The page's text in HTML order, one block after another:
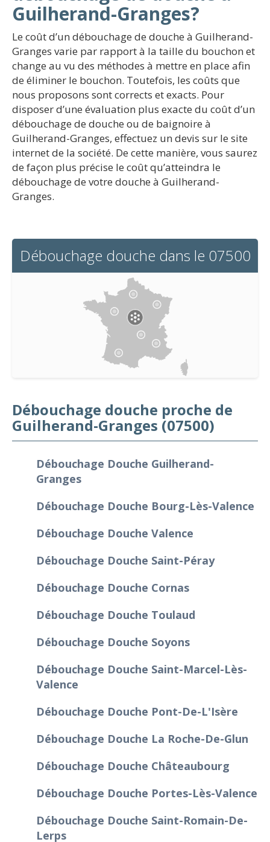
Guilherand-Granges?
Le coût d’un débouchage de douche à Guilherand-
Granges varie par rapport à la taille du bouchon et
change au vu des méthodes à mettre en place afin
de éliminer le bouchon. Toutefois, les coûts que
nous proposons sont corrects et exacts. Pour
disposer d’une évaluation plus exacte du coût d’un
débouchage de douche ou de baignoire à
Guilherand-Granges, effectuez un devis sur le site
internet de la société. De cette manière, vous saurez
de façon plus précise le coût qu’atteindra le
débouchage de votre douche à Guilherand-
Granges.
Débouchage douche dans le 07500
Débouchage douche proche de
Guilherand-Granges (07500)
Débouchage Douche Guilherand-
Granges
Débouchage Douche Bourg-Lès-Valence
Débouchage Douche Valence
Débouchage Douche Saint-Péray
Débouchage Douche Cornas
Débouchage Douche Toulaud
Débouchage Douche Soyons
Débouchage Douche Saint-Marcel-Lès-
Valence
Débouchage Douche Pont-De-L'Isère
Débouchage Douche La Roche-De-Glun
Débouchage Douche Châteaubourg
Débouchage Douche Portes-Lès-Valence
Débouchage Douche Saint-Romain-De-
Lerps